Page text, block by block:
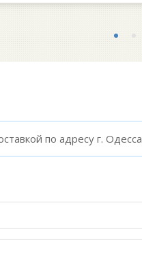
по адресу г.